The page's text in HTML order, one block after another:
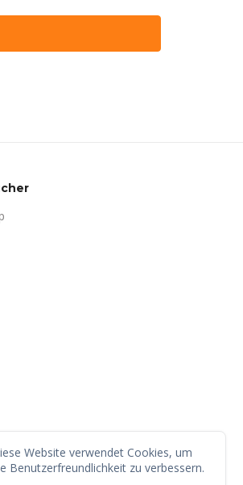
Website verwendet Cookies, um
Benutzerfreundlichkeit zu verbessern.